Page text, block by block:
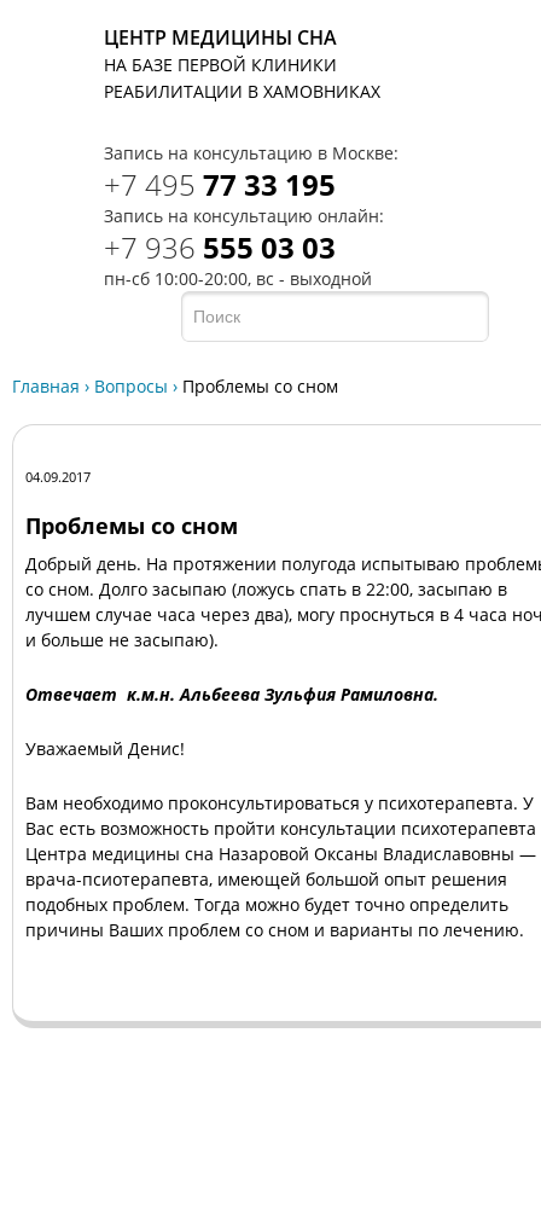
ЦЕНТР МЕДИЦИНЫ СНА
НА БАЗЕ ПЕРВОЙ КЛИНИКИ
РЕАБИЛИТАЦИИ В ХАМОВНИКАХ
Запись на консультацию в Москве:
+7 495 77 33 195
Запись на консультацию онлайн:
+7 936 555 03 03
пн-сб 10:00-20:00, вс - выходной
Главная › Вопросы › Проблемы со сном
04.09.2017
Проблемы со сном
Добрый день. На протяжении полугода испытываю
со сном. Долго засыпаю (ложусь спать в 22:00, засыпаю в
лучшем случае часа через два), могу проснуться в 4 часа
и больше не засыпаю).
Отвечает к.м.н. Альбеева Зульфия Рамиловна.
Уважаемый Денис!
Вам необходимо проконсультироваться у психотерапевта. У
Вас есть возможность пройти консультации психотерапевта
Центра медицины сна Назаровой Оксаны Владиславовны —
врача-псиотерапевта, имеющей большой опыт решения
подобных проблем. Тогда можно будет точно определить
причины Ваших проблем со сном и варианты по лечению.